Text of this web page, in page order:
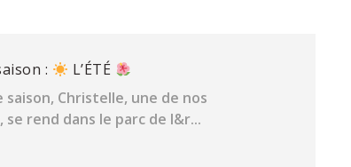
:
L’ÉTÉ
saison, Christelle, une de nos
se rend dans le parc de l&r...